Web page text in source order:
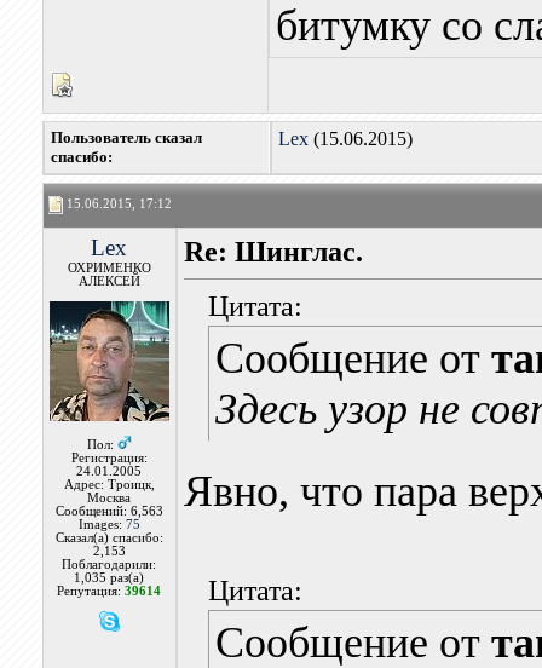
битумку со
Пользователь сказал
cпасибо:
Lex(15.06.2015)
15.06.2015, 17:12
Lex
ОХРИМЕНКО
АЛЕКСЕЙ
Пол:
Регистрация:
24.01.2005
Адрес: Троицк,
Москва
Сообщений: 6,563
Images: 75
Сказал(а) спасибо:
2,153
Поблагодарили:
1,035 раз(а)
Репутация:39614
Re: Шинглас.
Цитата:
Сообщение от
Здесь узор не
Явно, что пара
Цитата:
Сообщение от